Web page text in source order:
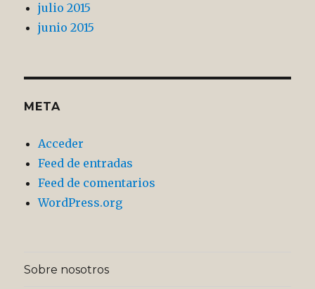
julio 2015
junio 2015
META
Acceder
Feed de entradas
Feed de comentarios
WordPress.org
Sobre nosotros